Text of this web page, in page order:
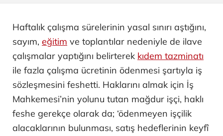
Haftalık çalışma sürelerinin yasal sınırı aştığını,
sayım, eğitim ve toplantılar nedeniyle de ilave
çalışmalar yaptığını belirterek kıdem tazminatı
ile fazla çalışma ücretinin ödenmesi şartıyla iş
sözleşmesini feshetti. Haklarını almak için İş
Mahkemesi’nin yolunu tutan mağdur işçi, haklı
feshe gerekçe olarak da; ‘ödenmeyen işçilik
alacaklarının bulunması, satış hedeflerinin keyfî